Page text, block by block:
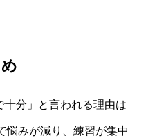
分」と言われる理由は
悩みが減り、練習が集中